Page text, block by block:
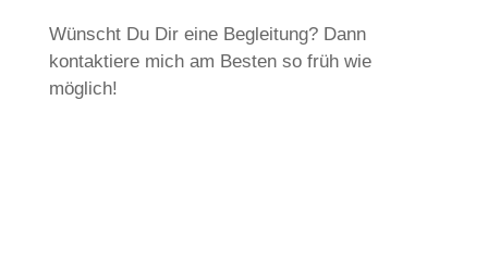
Wünscht Du Dir eine Begleitung? Dann
kontaktiere mich am Besten so früh wie
möglich!